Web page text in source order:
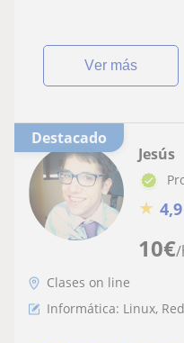
ver más
Destacado
10€/
Jesús
★ 4,9
Clases on line
Informática: Linux,